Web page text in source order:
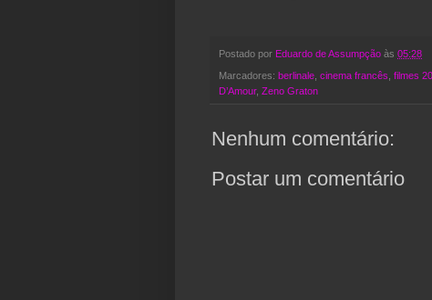
Postado por Eduardo de Assumpção às 05:28
Marcadores: berlinale cinema francês filmes
D’Amour, Zeno Graton
Nenhum comentário:
Postar um comentário